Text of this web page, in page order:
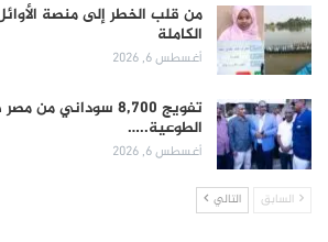
من قلب الخطر إلى منصة
الكاملة
أغسطس 6, 2026
تفويج 8,700 سوداني
الطوعية..…
أغسطس 6, 2026
السابق التالي